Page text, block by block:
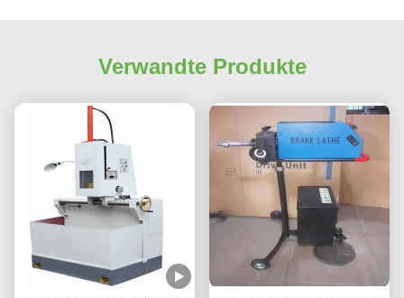
Verwandte Produkte